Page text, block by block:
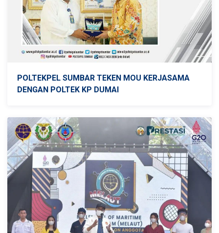
POLTEKPEL SUMBAR TEKEN MOU KERJASAMA
DENGAN POLTEK KP DUMAI